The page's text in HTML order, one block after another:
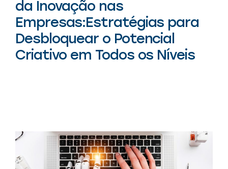
da Inovação nas
Empresas:Estratégias para
Desbloquear o Potencial
Criativo em Todos os Níveis